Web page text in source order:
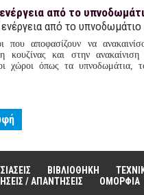
από το
που αποφασίζουν να
κουζίνας και στην
χώροι όπως τα υπνοδωμάτια,
ΒΙΒΛΙΟΘΗΚΗ
/ ΑΠΑΝΤΗΣΕΙΣ ΟΜΟΡΦΙΑ